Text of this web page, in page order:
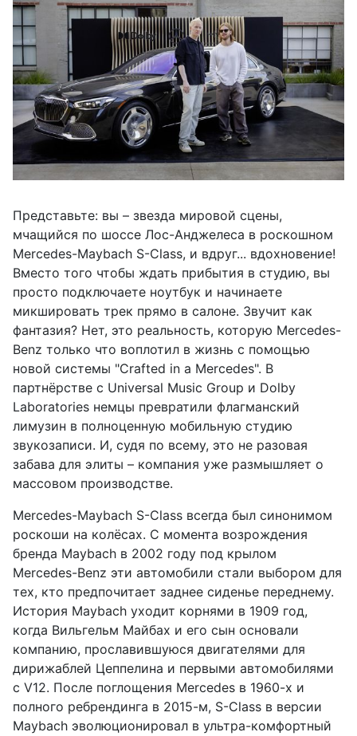
Представьте: вы – звезда мировой сцены,
мчащийся по шоссе Лос-Анджелеса в роскошном
Mercedes-Maybach S-Class, и вдруг... вдохновение!
Вместо того чтобы ждать прибытия в студию, вы
просто подключаете ноутбук и начинаете
микшировать трек прямо в салоне. Звучит как
фантазия? Нет, это реальность, которую Mercedes-
Benz только что воплотил в жизнь с помощью
новой системы "Crafted in a Mercedes". В
партнёрстве с Universal Music Group и Dolby
Laboratories немцы превратили флагманский
лимузин в полноценную мобильную студию
звукозаписи. И, судя по всему, это не разовая
забава для элиты – компания уже размышляет о
массовом производстве.
Mercedes-Maybach S-Class всегда был синонимом
роскоши на колёсах. С момента возрождения
бренда Maybach в 2002 году под крылом
Mercedes-Benz эти автомобили стали выбором для
тех, кто предпочитает заднее сиденье переднему.
История Maybach уходит корнями в 1909 год,
когда Вильгельм Майбах и его сын основали
компанию, прославившуюся двигателями для
дирижаблей Цеппелина и первыми автомобилями
с V12. После поглощения Mercedes в 1960-х и
полного ребрендинга в 2015-м, S-Class в версии
Maybach эволюционировал в ультра-комфортный